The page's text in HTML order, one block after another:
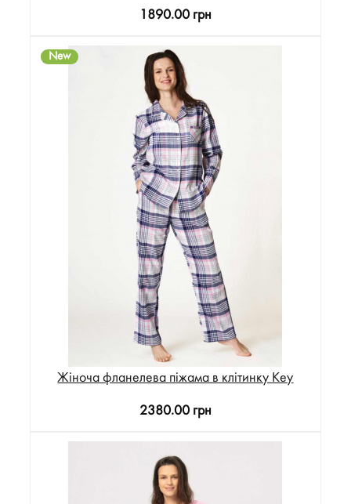
1890.00 грн
New
Жіноча фланелева піжама в клітинку Key
2380.00 грн